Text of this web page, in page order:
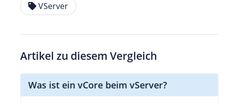
VServer
Artikel zu diesem Vergleich
Was ist ein vCore beim vServer?